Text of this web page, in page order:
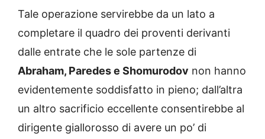
Tale operazione servirebbe da un lato a
completare il quadro dei proventi derivanti
dalle entrate che le sole partenze di
Abraham, Paredes e Shomurodov non hanno
evidentemente soddisfatto in pieno; dall’altra
un altro sacrificio eccellente consentirebbe al
dirigente giallorosso di avere un po’ di